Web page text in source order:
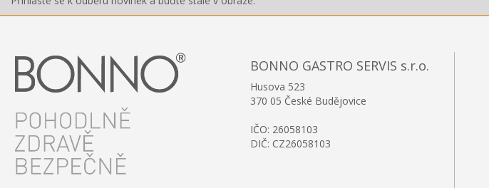
BONNO GASTRO SERVIS s.r.o.
Husova 523
370 05 České Budějovice
IČO: 26058103
DIČ: CZ26058103